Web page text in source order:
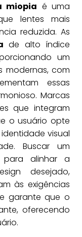
miopia é uma
lentes mais
reduzida. As
de alto índice
um
modernas, com
essas
Marcas
que integram
o usuário opte
visual
Buscar um
para alinhar a
desejado,
às exigências
garante que o
oferecendo